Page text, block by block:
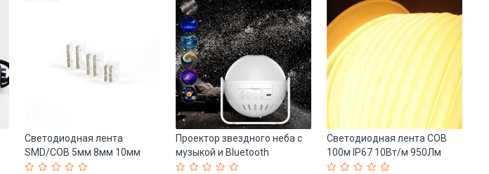
Светодиодная лента
SMD/COB 5мм 8мм 10мм
2Pin угол (арт. 25-19085257)
Проектор звездного неба с
музыкой и Bluetooth
Астронавт (арт. 25-
Светодиодная лента COB
100м IP67 10Вт/м 950Лм
3000K-6000K (арт. 25-